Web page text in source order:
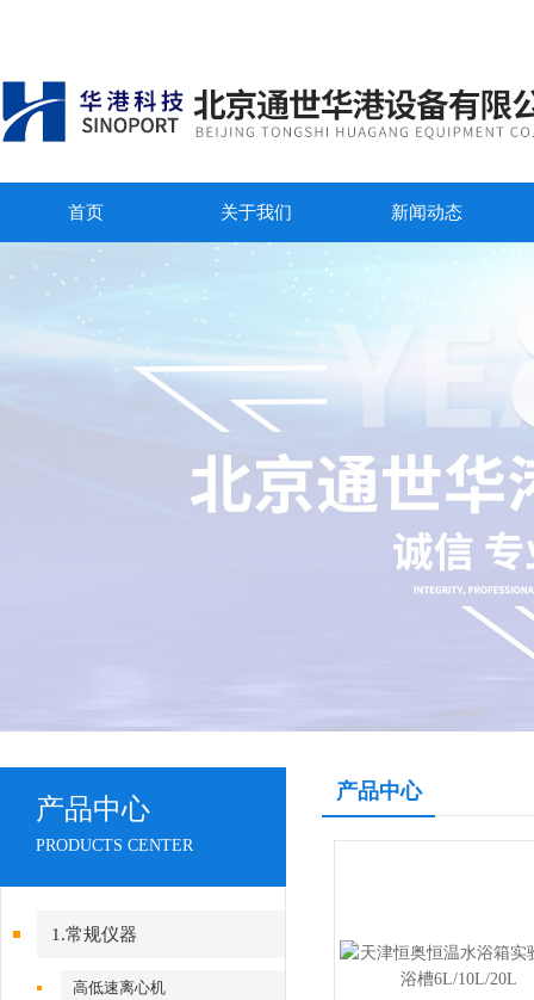
首页 关于我们 新闻动态
产品中心
PRODUCTS CENTER
1.常规仪器
高低速离心机
产品中心